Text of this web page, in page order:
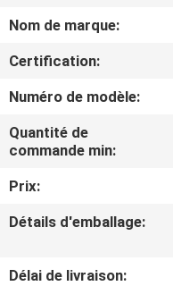
VISITE
D'USINE
CONTRÔLE
DE
CONTACTEZ-
Nom de marque:
Certification:
Numéro de modèle:
Quantité de
commande min:
Prix:
Détails d'emballage:
Délai de livraison: